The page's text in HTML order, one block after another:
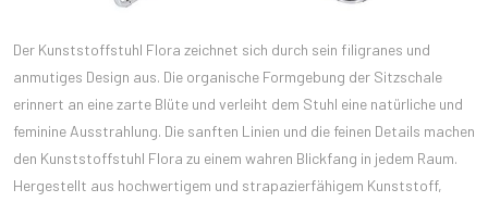
Der Kunststoffstuhl Flora zeichnet sich durch sein filigranes und
anmutiges Design aus. Die organische Formgebung der Sitzschale
erinnert an eine zarte Blüte und verleiht dem Stuhl eine natürliche und
feminine Ausstrahlung. Die sanften Linien und die feinen Details machen
den Kunststoffstuhl Flora zu einem wahren Blickfang in jedem Raum.
Hergestellt aus hochwertigem und strapazierfähigem Kunststoff,